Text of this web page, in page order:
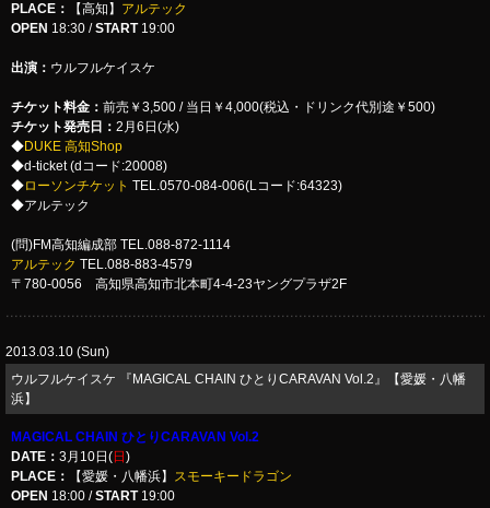
PLACE：
【高知】 アルテック
OPEN 18:30 /START19:00
出演： ウルフルケイスケ
チケット料金： 前売￥3,500 / 当日￥4,000(税込・ドリンク代別途￥500)
チケット発売日： 2月6日(水)
◆DUKE 高知Shop
◆d-ticket (dコード:20008)
◆ローソンチケット TEL.0570-084-006(Lコード:64323)
◆アルテック
(問)FM高知編成部 TEL.088-872-1114
アルテック TEL.088-883-4579
〒780-0056 高知県高知市北本町4-4-23ヤングプラザ2F
2013.03.10 (Sun)
ウルフルケイスケ 『MAGICAL CHAIN ひとりCARAVAN Vol.2』【愛媛・八幡
浜】
MAGICAL CHAIN ひとりCARAVAN Vol.2
DATE： 3月10日(日 )
PLACE：
【愛媛・八幡浜】 スモーキードラゴン
OPEN 18:00 /START19:00